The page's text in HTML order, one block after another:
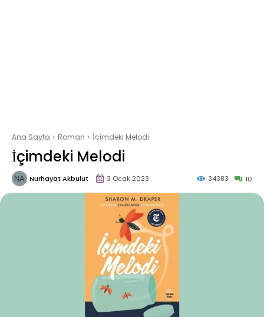
Ana Sayfa Roman İçimdeki Melodi
İçimdeki Melodi
Nurhayat Akbulut 3 Ocak 2023 10
34383